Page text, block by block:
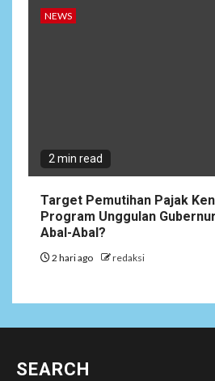
NEWS
2 min read
Target Pemutihan Pajak
Program Unggulan
Abal-Abal?
2 hari ago redaksi
SEARCH